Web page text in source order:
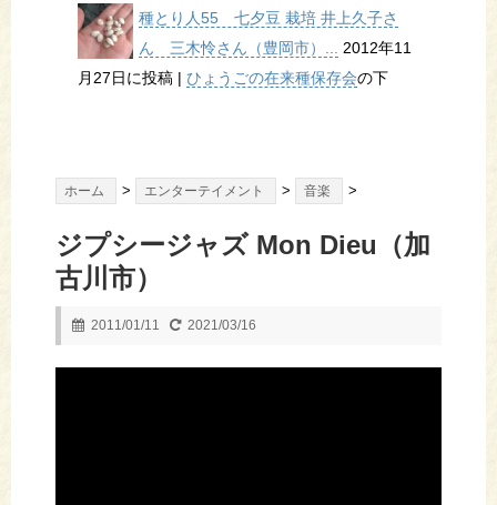
種とり人55 七夕豆 栽培 井上久子さ
ん 三木怜さん（豊岡市）... 2012年11
月27日に投稿 | ひょうごの在来種保存会の下
ホーム > エンターテイメント > 音楽 >
ジプシージャズ Mon Dieu（加
古川市）
2011/01/11 2021/03/16